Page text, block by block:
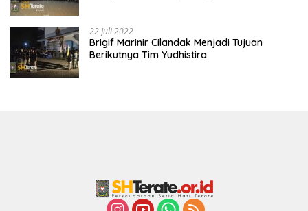
22 Juli 2022
Brigif Marinir Cilandak Menjadi Tujuan
Berikutnya Tim Yudhistira